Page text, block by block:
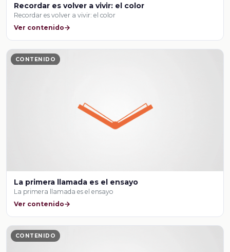
Recordar es volver a vivir: el color
Recordar es volver a vivir: el color
Ver contenido
CONTENIDO
La primera llamada es el ensayo
La primera llamada es el ensayo
Ver contenido
CONTENIDO